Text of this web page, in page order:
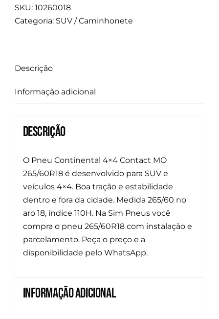
SKU: 10260018
Categoria: SUV / Caminhonete
Descrição
Informação adicional
Descrição
O Pneu Continental 4×4 Contact MO
265/60R18 é desenvolvido para SUV e
veículos 4×4. Boa tração e estabilidade
dentro e fora da cidade. Medida 265/60 no
aro 18, índice 110H. Na Sim Pneus você
compra o pneu 265/60R18 com instalação e
parcelamento. Peça o preço e a
disponibilidade pelo WhatsApp.
Informação adicional